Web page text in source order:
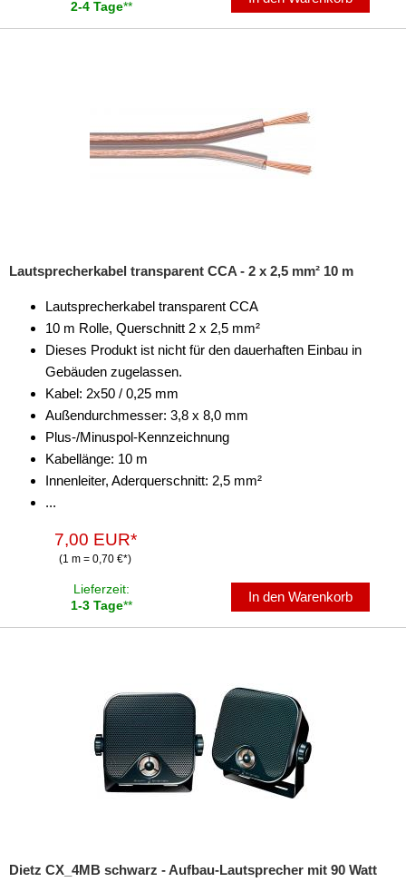
2-4 Tage**
Lautsprecherkabel transparent CCA - 2 x 2,5 mm² 10 m
Lautsprecherkabel transparent CCA
10 m Rolle, Querschnitt 2 x 2,5 mm²
Dieses Produkt ist nicht für den dauerhaften Einbau in
Gebäuden zugelassen.
Kabel: 2x50 / 0,25 mm
Außendurchmesser: 3,8 x 8,0 mm
Plus-/Minuspol-Kennzeichnung
Kabellänge: 10 m
Innenleiter, Aderquerschnitt: 2,5 mm²
...
7,00 EUR*
(1 m = 0,70 €*)
Lieferzeit:
1-3 Tage**
In den Warenkorb
Dietz CX_4MB schwarz - Aufbau-Lautsprecher mit 90 Watt